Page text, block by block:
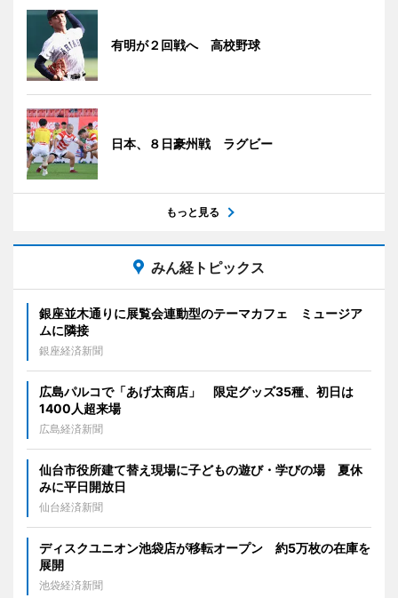
有明が２回戦へ 高校野球
日本、８日豪州戦 ラグビー
もっと見る
みん経トピックス
銀座並木通りに展覧会連動型のテーマカフェ ミュージア
ムに隣接
銀座経済新聞
広島パルコで「あげ太商店」 限定グッズ35種、初日は
1400人超来場
広島経済新聞
仙台市役所建て替え現場に子どもの遊び・学びの場 夏休
みに平日開放日
仙台経済新聞
ディスクユニオン池袋店が移転オープン 約5万枚の在庫を
展開
池袋経済新聞